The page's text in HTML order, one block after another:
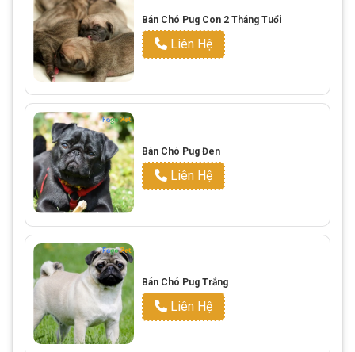
Bán Chó Pug Con 2 Tháng Tuổi
Liên Hệ
Bán Chó Pug Đen
Liên Hệ
Bán Chó Pug Trắng
Liên Hệ